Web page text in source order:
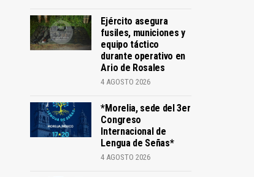
Ejército asegura
fusiles, municiones y
equipo táctico
durante operativo en
Ario de Rosales
4 AGOSTO 2026
*Morelia, sede del 3er
Congreso
Internacional de
Lengua de Señas*
4 AGOSTO 2026